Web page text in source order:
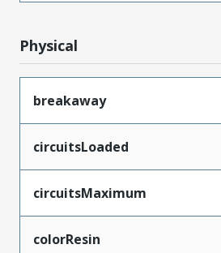
Physical
breakaway
circuitsLoaded
circuitsMaximum
colorResin